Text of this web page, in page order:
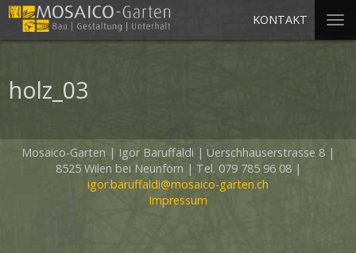
KONTAKT
holz_03
Mosaico-Garten | Igor Baruffaldi | Uerschhauserstrasse 8 |
8525 Wilen bei Neunforn | Tel. 079 785 96 08|
igor.baruffaldi@mosaico-garten.ch
Impressum